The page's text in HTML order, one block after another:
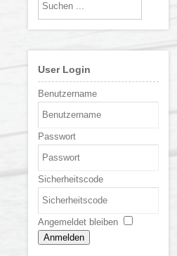
User Login
Benutzername
Passwort
Sicherheitscode
Angemeldet bleiben
Anmelden